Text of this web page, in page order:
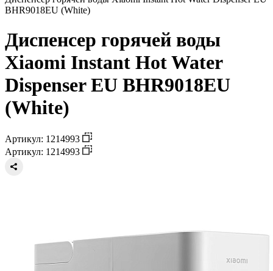
BHR9018EU (White)
Диспенсер горячей воды
Xiaomi Instant Hot Water
Dispenser EU BHR9018EU
(White)
Артикул: 1214993
Артикул: 1214993